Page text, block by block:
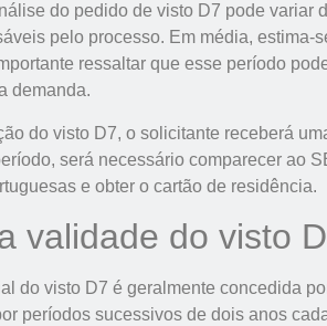
do pedido de visto D7 pode variar
pelo processo. Em média, estima-
ressaltar que esse período
demanda.
do visto D7, o solicitante receberá
será necessário comparecer ao
e obter o cartão de residência.
validade do visto
do visto D7 é geralmente concedida
períodos sucessivos de dois anos